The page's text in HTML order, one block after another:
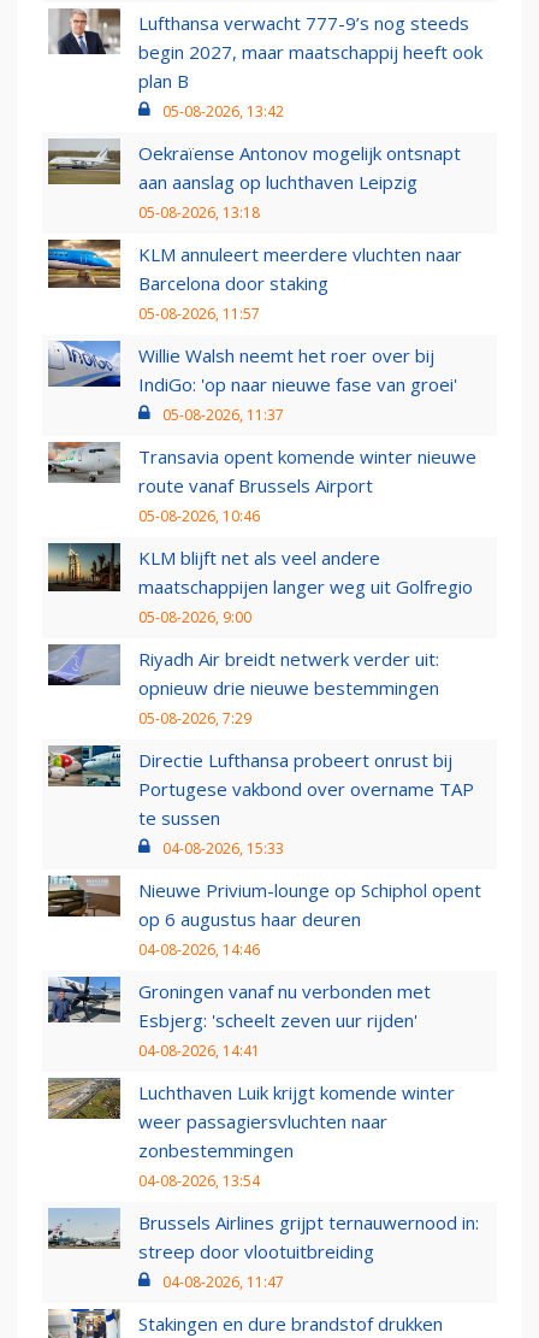
Lufthansa verwacht 777-9’s nog steeds
begin 2027, maar maatschappij heeft ook
plan B
05-08-2026, 13:42
Oekraïense Antonov mogelijk ontsnapt
aan aanslag op luchthaven Leipzig
05-08-2026, 13:18
KLM annuleert meerdere vluchten naar
Barcelona door staking
05-08-2026, 11:57
Willie Walsh neemt het roer over bij
IndiGo: 'op naar nieuwe fase van groei'
05-08-2026, 11:37
Transavia opent komende winter nieuwe
route vanaf Brussels Airport
05-08-2026, 10:46
KLM blijft net als veel andere
maatschappijen langer weg uit Golfregio
05-08-2026, 9:00
Riyadh Air breidt netwerk verder uit:
opnieuw drie nieuwe bestemmingen
05-08-2026, 7:29
Directie Lufthansa probeert onrust bij
Portugese vakbond over overname TAP
te sussen
04-08-2026, 15:33
Nieuwe Privium-lounge op Schiphol opent
op 6 augustus haar deuren
04-08-2026, 14:46
Groningen vanaf nu verbonden met
Esbjerg: 'scheelt zeven uur rijden'
04-08-2026, 14:41
Luchthaven Luik krijgt komende winter
weer passagiersvluchten naar
zonbestemmingen
04-08-2026, 13:54
Brussels Airlines grijpt ternauwernood in:
streep door vlootuitbreiding
04-08-2026, 11:47
Stakingen en dure brandstof drukken